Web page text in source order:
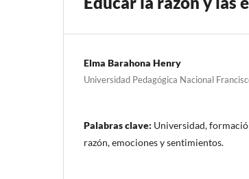
Elma Barahona Henry
Universidad Pedagógica Nacional
Palabras clave: Universidad,
razón, emociones y sentimientos.